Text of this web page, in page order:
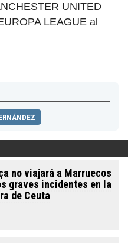
UNITED
LEAGUE al
no viajará a Marruecos
graves incidentes en la
de Ceuta